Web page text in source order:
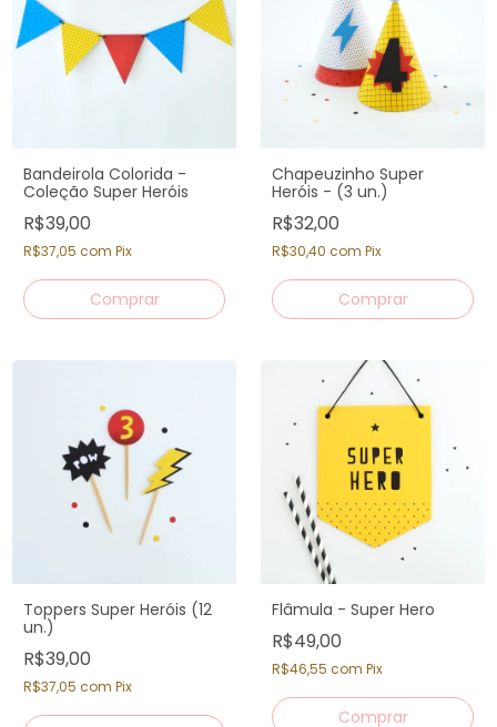
Bandeirola Colorida -
Coleção Super Heróis
R$39,00
R$37,05 com Pix
Chapeuzinho Super
Heróis - (3 un.)
R$32,00
R$30,40 com Pix
Toppers Super Heróis (12
un.)
R$39,00
R$37,05 com Pix
Flâmula - Super Hero
R$49,00
R$46,55 com Pix